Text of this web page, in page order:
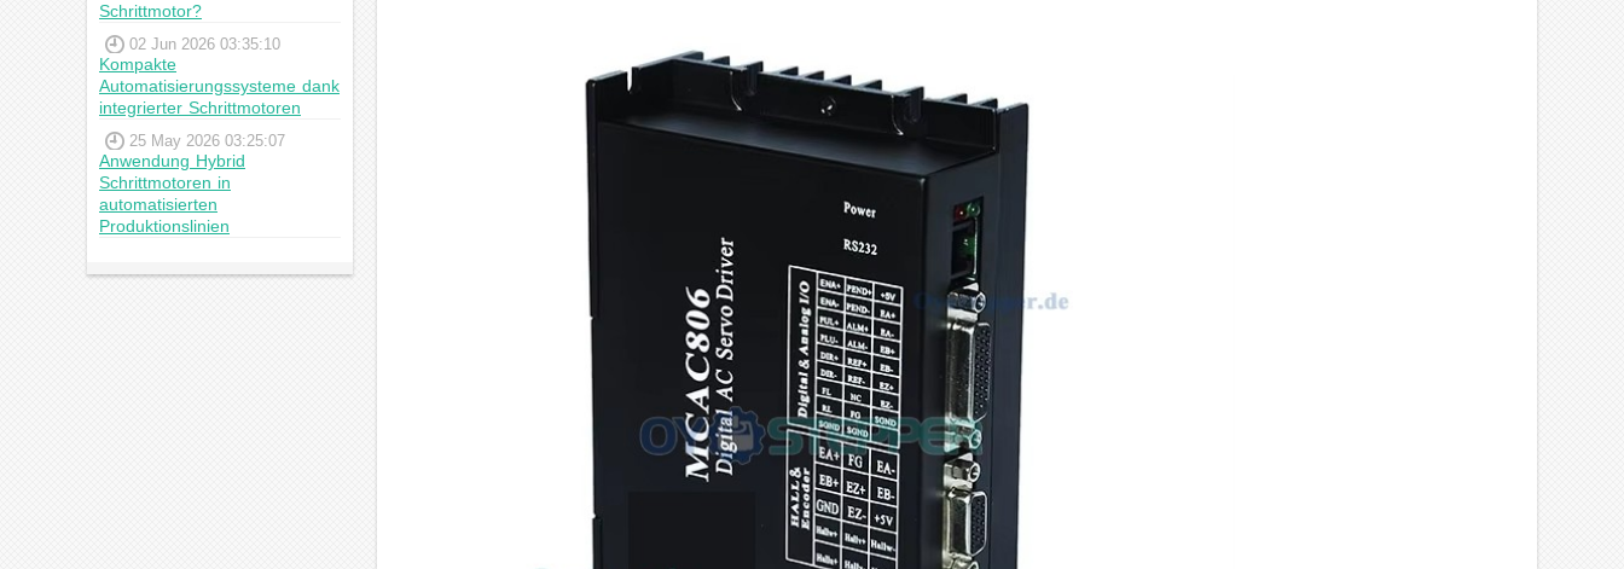
Schrittmotor?
02 Jun 2026 03:35:10
Kompakte
Automatisierungssysteme dank
integrierter Schrittmotoren
25 May 2026 03:25:07
Anwendung Hybrid
Schrittmotoren in
automatisierten
Produktionslinien